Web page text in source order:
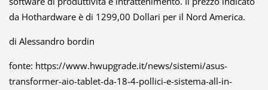
da Hothardware è di 1299,00 Dollari per il Nord America.
di Alessandro bordin
fonte: https://www.hwupgrade.it/news/sistemi/asus-
transformer-aio-tablet-da-18-4-pollici-e-sistema-all-in-